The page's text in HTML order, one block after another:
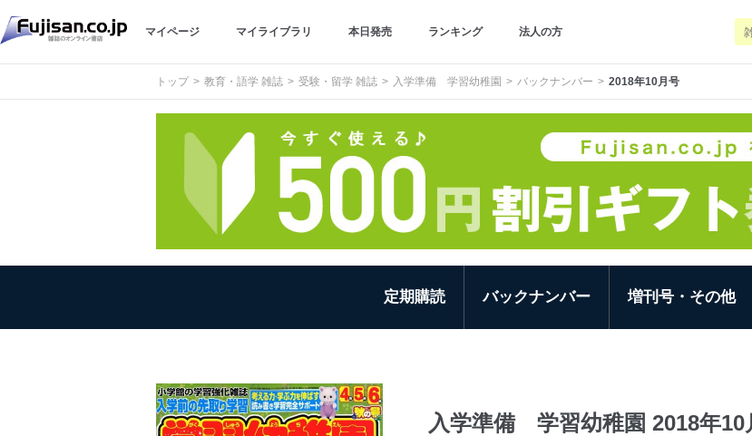
マイページ マイライブラリ 本日発売 ランキング 法人の方
トップ 教育・語学 雑誌 受験・留学 雑誌 入学準備 学習幼稚園 バックナンバー 2018年10月号
定期購読 バックナンバー 増刊号・その他
入学準備 学習幼稚園 2018年10